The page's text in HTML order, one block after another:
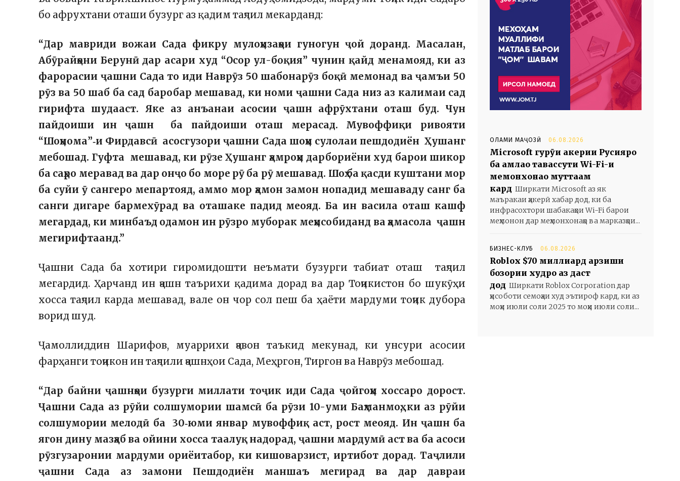
бо афрухтани оташи бузург аз қадим таҷлил мекарданд:
“Дар мавриди вожаи Сада фикру мулоҳизаҳои гуногун ҷой доранд. Масалан,
Абӯрайҳони Берунӣ дар асари худ “Осор ул-боқия” чунин қайд менамояд, ки аз
фарорасии ҷашни Сада то иди Наврӯз 50 шабонарӯз боқӣ мемонад ва ҷамъи 50
рӯз ва 50 шаб ба сад баробар мешавад, ки номи ҷашни Сада низ аз калимаи сад
гирифта шудааст. Яке аз анъанаи асосии ҷашн афрӯхтани оташ буд. Чун
пайдоиши ин ҷашн ба пайдоиши оташ мерасад. Мувоффиқи ривояти
“Шоҳнома”‑и Фирдавсӣ асосгузори ҷашни Сада шоҳи сулолаи пешдодиён Ҳушанг
мебошад. Гуфта мешавад, ки рӯзе Ҳушанг ҳамроҳи дарбориёни худ барои шикор
ба саҳро меравад ва дар онҷо бо море рӯ ба рӯ мешавад. Шоҳ ба қасди куштани мор
ба суйи ӯ сангеро мепартояд, аммо мор ҳамон замон нопадид мешаваду санг ба
санги дигаре бармехӯрад ва оташаке падид меояд. Ба ин васила оташ кашф
мегардад, ки минбаъд одамон ин рӯзро муборак меҳисобиданд ва ҳамасола ҷашн
мегирифтаанд.”
Ҷашни Сада ба хотири гиромидошти неъмати бузурги табиат оташ таҷлил
мегардид. Ҳарчанд ин ҷашн таърихи қадима дорад ва дар Тоҷикистон бо шукӯҳи
хосса таҷлил карда мешавад, вале он чор сол пеш ба ҳаёти мардуми тоҷик дубора
ворид шуд.
Ҷамоллиддин Шарифов, муаррихи ҷавон таъкид мекунад, ки унсури асосии
фарҳанги тоҷикон ин таҷлили ҷашнҳои Сада, Меҳргон, Тиргон ва Наврӯз мебошад.
“Дар байни ҷашнҳои бузурги миллати тоҷик иди Сада ҷойгоҳи хоссаро дорост.
Ҷашни Сада аз рӯйи солшумории шамсӣ ба рӯзи 10-уми Баҳманмоҳ, ки аз рӯйи
солшумории мелодӣ ба 30‑юми январ мувоффиқ аст, рост меояд. Ин ҷашн ба
ягон дину мазҳаб ва ойини хосса таалуқ надорад, ҷашни мардумӣ аст ва ба асоси
рӯзгузаронии мардуми ориёитабор, ки кишоварзист, иртибот дорад. Таҷлили
ҷашни Сада аз замони Пешдодиён маншаъ мегирад ва дар давраи
ОЛАМИ МАҶОЗӢ 06.08.2026
Microsoft гурӯҳи ҳакерии Русияро
ба ҳамлаҳо тавассути Wi-Fi-и
меҳмонхонаҳо муттаҳам
кард Ширкати Microsoft аз як
маъракаи ҳакерӣ хабар дод, ки ба
инфрасохтори шабакаҳои Wi-Fi барои
меҳмонон дар меҳмонхонаҳо ва марказҳои...
БИЗНЕС-КЛУБ 06.08.2026
Roblox $70 миллиард арзиши
бозории худро аз даст
дод Ширкати Roblox Corporation дар
ҳисоботи семоҳаи худ эътироф кард, ки аз
моҳи июли соли 2025 то моҳи июли соли...